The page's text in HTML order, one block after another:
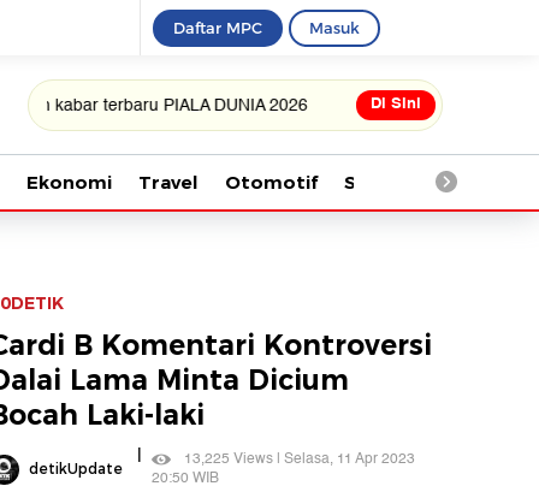
Daftar MPC Masuk
terbaru PIALA DUNIA 2026 Di Sini
Ekonomi Travel Otomotif Saintek
B Komentari Kontroversi
Lama Minta Dicium
Laki-laki
detikUpdate |
13,225 Views | Selasa, 11 Apr 2023
20:50 WIB